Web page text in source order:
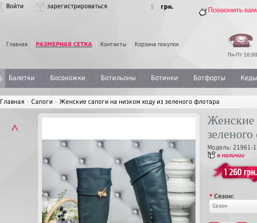
$ грн.
Войти зарегистрироваться
Пн-Пт
Главная РАЗМЕРНАЯ СЕТКА Контакты Корзина покупок
Балетки Босоножки Ботильоны Ботинки Ботфорты Кеды
Главная » Сапоги » Женские сапоги на низком ходу из зеленого флотара
˄
Женские
Модель: 21961-
1 260 грн.
* Сезон:
Сезон